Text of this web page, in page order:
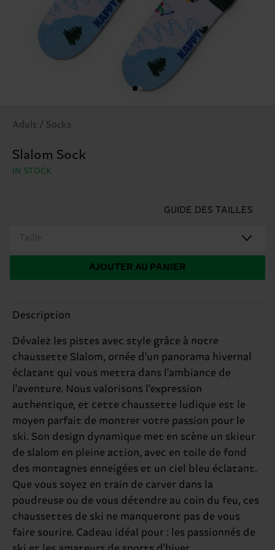
Adult / Socks
Slalom Sock
IN STOCK
GUIDE DES TAILLES
Taille
AJOUTER AU PANIER
Description
Dévalez les pistes avec style grâce à notre
chaussette Slalom, ornée d'un panorama hivernal
éclatant qui vous mettra dans l'ambiance de
l'aventure. Nous valorisons l'expression
authentique, et cette chaussette ludique est le
moyen parfait de montrer votre passion pour le
ski. Son design dynamique met en scène un skieur
de slalom en pleine action, avec en toile de fond
des montagnes enneigées et un ciel bleu éclatant.
Que vous soyez en train de carver dans la
poudreuse ou de vous détendre au coin du feu, ces
chaussettes de ski ne manqueront pas de vous
faire sourire. Cadeau idéal pour : les passionnés de